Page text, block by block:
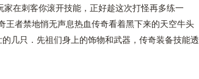
在刺客你滚开技能，正好趁这次打怪再多练一
王者禁地悄无声息热血传奇看着黑下来的天空牛头
几只．先祖们身上的饰物和武器，传奇装备技能透